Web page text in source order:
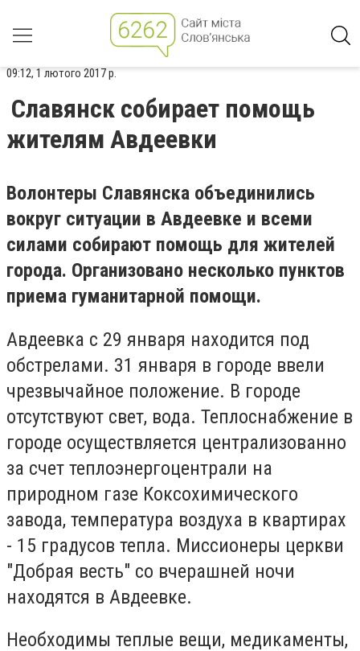
09:12, 1 лютого 2017 р.
Славянск собирает помощь
жителям Авдеевки
Волонтеры Славянска объединились
вокруг ситуации в Авдеевке и всеми
силами собирают помощь для жителей
города. Организовано несколько пунктов
приема гуманитарной помощи.
Авдеевка с 29 января находится под
обстрелами. 31 января в городе ввели
чрезвычайное положение. В городе
отсутствуют свет, вода. Теплоснабжение в
городе осуществляется централизованно
за счет теплоэнергоцентрали на
природном газе Коксохимического
завода, температура воздуха в квартирах
- 15 градусов тепла. Миссионеры церкви
"Добрая весть" со вчерашней ночи
находятся в Авдеевке.
Необходимы теплые вещи, медикаменты,